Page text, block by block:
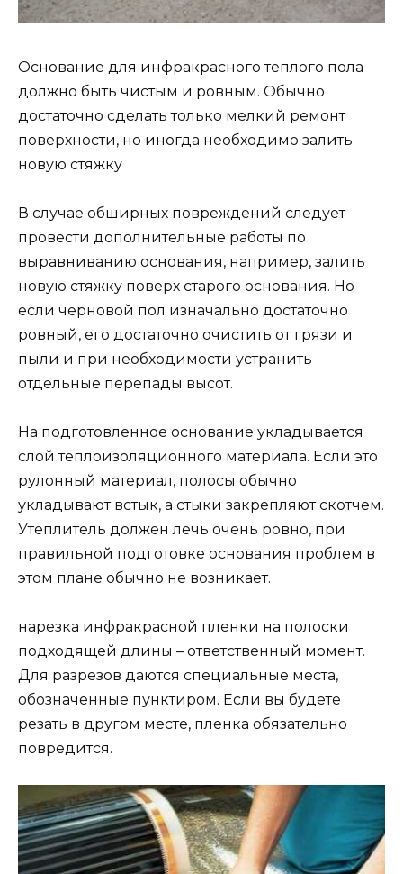
Основание для инфракрасного теплого пола
должно быть чистым и ровным. Обычно
достаточно сделать только мелкий ремонт
поверхности, но иногда необходимо залить
новую стяжку
В случае обширных повреждений следует
провести дополнительные работы по
выравниванию основания, например, залить
новую стяжку поверх старого основания. Но
если черновой пол изначально достаточно
ровный, его достаточно очистить от грязи и
пыли и при необходимости устранить
отдельные перепады высот.
На подготовленное основание укладывается
слой теплоизоляционного материала. Если это
рулонный материал, полосы обычно
укладывают встык, а стыки закрепляют скотчем.
Утеплитель должен лечь очень ровно, при
правильной подготовке основания проблем в
этом плане обычно не возникает.
нарезка инфракрасной пленки на полоски
подходящей длины – ответственный момент.
Для разрезов даются специальные места,
обозначенные пунктиром. Если вы будете
резать в другом месте, пленка обязательно
повредится.